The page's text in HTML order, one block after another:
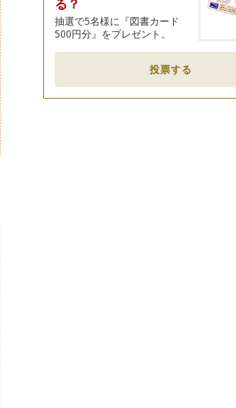
抽選で5名様に『図書カード
500円分』をプレゼント。
投票する